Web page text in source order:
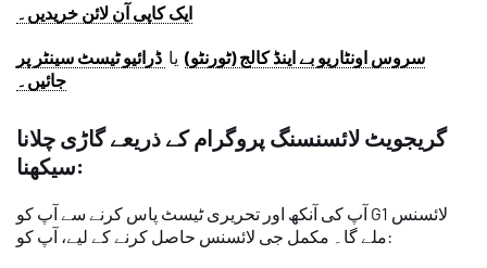
ایک کاپی آن لائن خریدیں۔
سروس اونٹاریو بے اینڈ کالج (ٹورنٹو) یا ڈرائیو ٹیسٹ سینٹر پر
جائیں۔
گریجویٹ لائسنسنگ پروگرام کے ذریعے گاڑی چلانا
سیکھنا:
آپ کی آنکھ اور تحریری ٹیسٹ پاس کرنے سے آپ کو G1 لائسنس
ملے گا۔ مکمل جی لائسنس حاصل کرنے کے لیے، آپ کو: